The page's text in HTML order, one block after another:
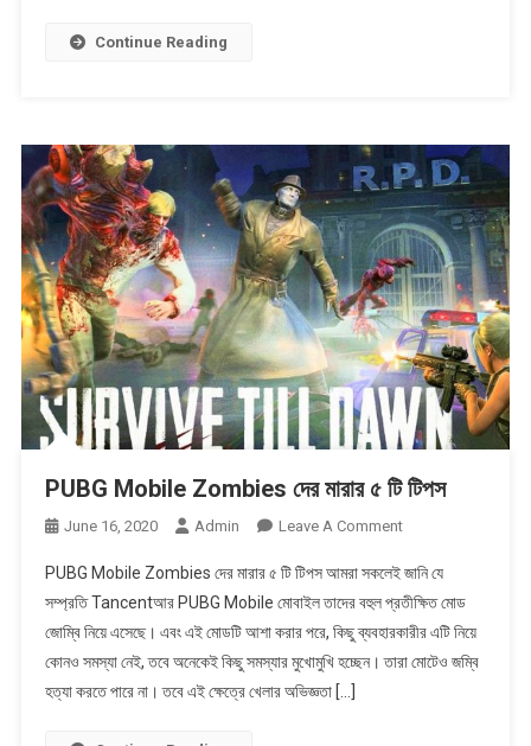
Free
Fire
Lag
Fix
In
Bangla
Continue Reading
PUBG Mobile Zombies দের মারার ৫ টি টিপস
June 16, 2020 Admin Leave A CommentOn
Mobile
Zombies
দের
মারার
PUBG Mobile Zombies দের মারার ৫ টি টিপস আমরা সকলেই জানি যে
সম্প্রতি Tancentআর PUBG Mobile মোবাইল তাদের বহুল প্রতীক্ষিত মোড
জোম্বি নিয়ে এসেছে। এবং এই মোডটি আশা করার পরে, কিছু ব্যবহারকারীর এটি নিয়ে
কোনও সমস্যা নেই, তবে অনেকেই কিছু সমস্যার মুখোমুখি হচ্ছেন। তারা মোটেও জম্বি
হত্যা করতে পারে না। তবে এই ক্ষেত্রে খেলার অভিজ্ঞতা […]